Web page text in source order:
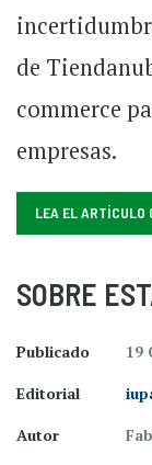
de
commerce
empresas.
LEA EL ARTÍCULO
SOBRE
Publicado
19
Editorial
Autor